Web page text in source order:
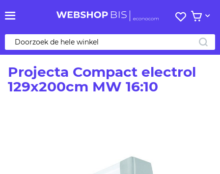
Mijn
Bekijk
Projecta Compact electrol
129x200cm MW 16:10